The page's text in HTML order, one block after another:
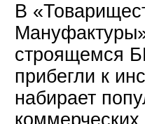
В
строящемся
прибегли к
набирает